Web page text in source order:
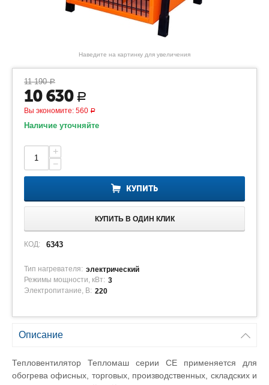
Наведите на картинку для увеличения
11 190 Р
10 630 Р
Вы экономите: 560 Р
Наличие уточняйте
+
−
КУПИТЬ
КУПИТЬ В ОДИН КЛИК
КОД: 6343
Тип нагревателя: электрический
Режимы мощности, кВт: 3
Электропитание, В: 220
Описание
Тепловентилятор Тепломаш серии СЕ применяется для
обогрева офисных, торговых, производственных, складских и